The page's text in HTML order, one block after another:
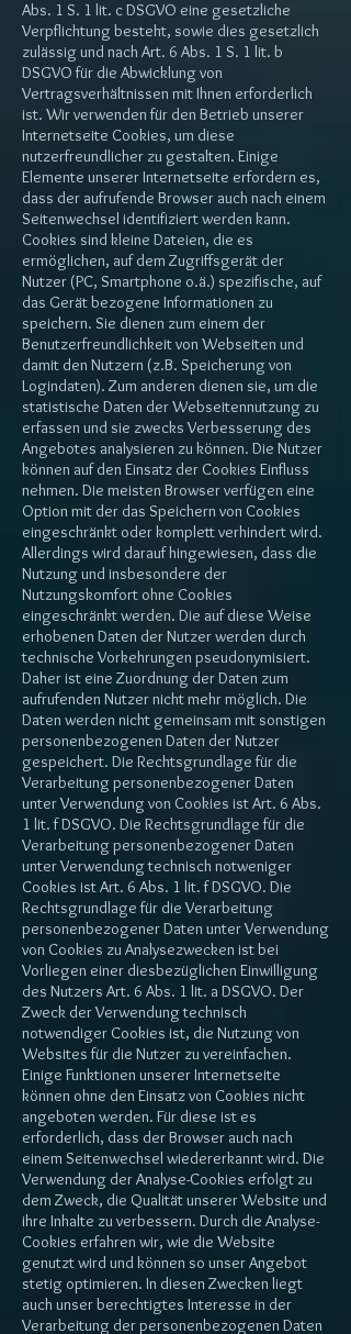
Abs. 1 S. 1 lit. c DSGVO eine gesetzliche
Verpflichtung besteht, sowie dies gesetzlich
zulässig und nach Art. 6 Abs. 1 S. 1 lit. b
DSGVO für die Abwicklung von
Vertragsverhältnissen mit Ihnen erforderlich
ist. Wir verwenden für den Betrieb unserer
Internetseite Cookies, um diese
nutzerfreundlicher zu gestalten. Einige
Elemente unserer Internetseite erfordern es,
dass der aufrufende Browser auch nach einem
Seitenwechsel identifiziert werden kann.
Cookies sind kleine Dateien, die es
ermöglichen, auf dem Zugriffsgerät der
Nutzer (PC, Smartphone o.ä.) spezifische, auf
das Gerät bezogene Informationen zu
speichern. Sie dienen zum einem der
Benutzerfreundlichkeit von Webseiten und
damit den Nutzern (z.B. Speicherung von
Logindaten). Zum anderen dienen sie, um die
statistische Daten der Webseitennutzung zu
erfassen und sie zwecks Verbesserung des
Angebotes analysieren zu können. Die Nutzer
können auf den Einsatz der Cookies Einfluss
nehmen. Die meisten Browser verfügen eine
Option mit der das Speichern von Cookies
eingeschränkt oder komplett verhindert wird.
Allerdings wird darauf hingewiesen, dass die
Nutzung und insbesondere der
Nutzungskomfort ohne Cookies
eingeschränkt werden. Die auf diese Weise
erhobenen Daten der Nutzer werden durch
technische Vorkehrungen pseudonymisiert.
Daher ist eine Zuordnung der Daten zum
aufrufenden Nutzer nicht mehr möglich. Die
Daten werden nicht gemeinsam mit sonstigen
personenbezogenen Daten der Nutzer
gespeichert. Die Rechtsgrundlage für die
Verarbeitung personenbezogener Daten
unter Verwendung von Cookies ist Art. 6 Abs.
1 lit. f DSGVO. Die Rechtsgrundlage für die
Verarbeitung personenbezogener Daten
unter Verwendung technisch notweniger
Cookies ist Art. 6 Abs. 1 lit. f DSGVO. Die
Rechtsgrundlage für die Verarbeitung
personenbezogener Daten unter Verwendung
von Cookies zu Analysezwecken ist bei
Vorliegen einer diesbezüglichen Einwilligung
des Nutzers Art. 6 Abs. 1 lit. a DSGVO. Der
Zweck der Verwendung technisch
notwendiger Cookies ist, die Nutzung von
Websites für die Nutzer zu vereinfachen.
Einige Funktionen unserer Internetseite
können ohne den Einsatz von Cookies nicht
angeboten werden. Für diese ist es
erforderlich, dass der Browser auch nach
einem Seitenwechsel wiedererkannt wird. Die
Verwendung der Analyse-Cookies erfolgt zu
dem Zweck, die Qualität unserer Website und
ihre Inhalte zu verbessern. Durch die Analyse-
Cookies erfahren wir, wie die Website
genutzt wird und können so unser Angebot
stetig optimieren. In diesen Zwecken liegt
auch unser berechtigtes Interesse in der
Verarbeitung der personenbezogenen Daten